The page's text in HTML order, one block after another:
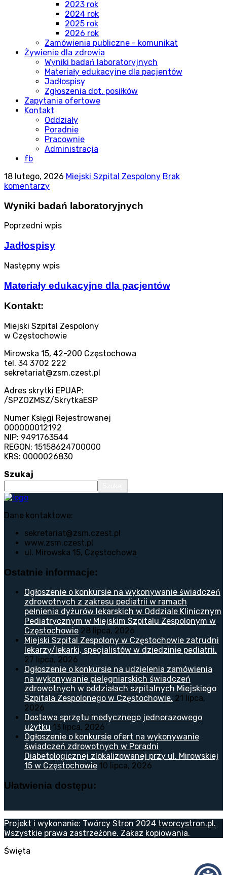
2023 rok
2024 rok
2025 rok
2026 rok
Zamówienia publiczne - komunikat
Żywienie dla zdrowia
Wyniki badań laboratoryjnych
Materiały edukacyjne dla pacjentów
Jadłospisy
Zgłoszenia dot. posiłków
Zapytania ofertowe
Kontakt
Oddziały
Poradnie
Pracownie
Administracja
fb
18 lutego, 2026 Miejski Szpital Zespolony Brak
komentarzy
Wyniki badań laboratoryjnych
Poprzedni wpis
Jadłospisy
Następny wpis
Materiały edukacyjne dla pacjentów
Kontakt:
Miejski Szpital Zespolony
w Częstochowie
Mirowska 15, 42-200 Częstochowa
tel. 34 3702 222
sekretariat@zsm.czest.pl
Adres skrytki EPUAP:
/SPZOZMSZ/SkrytkaESP
Numer Księgi Rejestrowanej
000000012192
NIP: 9491763544
REGON: 15158624700000
KRS: 0000026830
Szukaj
Dane kontaktowe:
sekretariat@zsm.czest.pl
www.zsm.czest.pl
ul. Mirowska 15, Częstochowa
Ostatnie informacje:
Ogłoszenie o konkursie na wykonywanie świadczeń
zdrowotnych z zakresu pediatrii w ramach
pełnienia dyżurów lekarskich w Oddziale Klinicznym
Pediatrycznym w Miejskim Szpitalu Zespolonym w
Częstochowie 28 lipca, 2026
Miejski Szpital Zespolony w Częstochowie zatrudni
lekarzy/lekarki, specjalistów w dziedzinie pediatrii.
27 lipca, 2026
Ogłoszenie o konkursie na udzielenia zamówienia
na wykonywanie pielęgniarskich świadczeń
zdrowotnych w oddziałach szpitalnych Miejskiego
Szpitala Zespolonego w Częstochowie. 21 lipca,
2026
Dostawa sprzętu medycznego jednorazowego
użytku 13 lipca, 2026
Ogłoszenie o konkursie ofert na wykonywanie
świadczeń zdrowotnych w Poradni
Diabetologicznej zlokalizowanej przy ul. Mirowskiej
15 w Częstochowie 10 lipca, 2026
Ułatwienia dostępu:
Projekt i wykonanie: Twórcy Stron 2024 tworcystron.pl.
Wszystkie prawa zastrzeżone. Zakaz kopiowania.
Święta